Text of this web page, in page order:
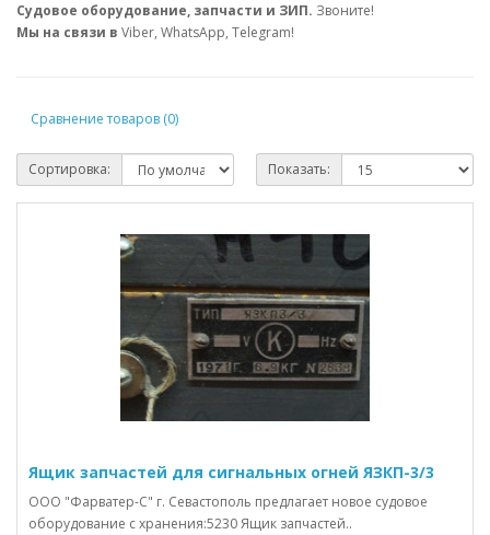
Судовое оборудование, запчасти и ЗИП. Звоните!
Мы на связи в Viber, WhatsApp, Telegram!
Сравнение товаров (0)
Сортировка: Показать:
Ящик запчастей для сигнальных огней ЯЗКП-3/3
ООО "Фарватер-С" г. Севастополь предлагает новое судовое
оборудование с хранения:5230 Ящик запчастей..